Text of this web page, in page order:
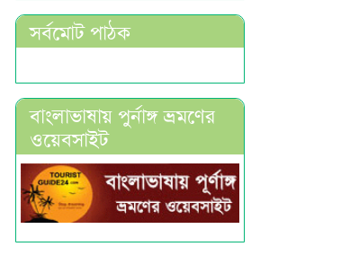
সর্বমোট পাঠক
বাংলাভাষায় পুর্নাঙ্গ ভ্রমণের
ওয়েবসাইট